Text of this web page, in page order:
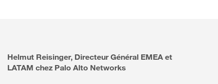
Helmut Reisinger, Directeur Général EMEA et
LATAM chez Palo Alto Networks